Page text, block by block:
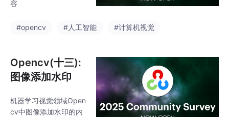
容
#opencv #人工智能 #计算机视觉
Opencv(十三):
图像添加水印
机器学习视觉领域Open
cv中图像添加水印的内